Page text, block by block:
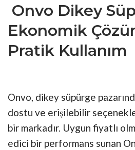
Onvo Dikey
Ekonomik
Pratik Kullanım
Onvo, dikey süpürge
dostu ve erişilebilir
bir markadır. Uygun fiyatlı
edici bir performans sunan